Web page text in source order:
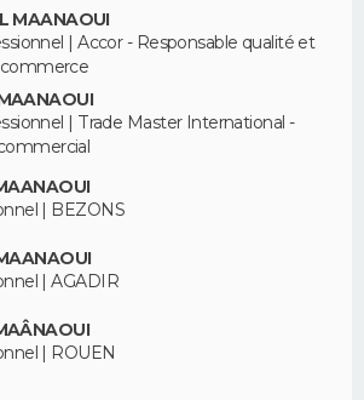
MAANAOUI
| Accor - Responsable qualité et
| Trade Master International -
| BEZONS
| AGADIR
| ROUEN